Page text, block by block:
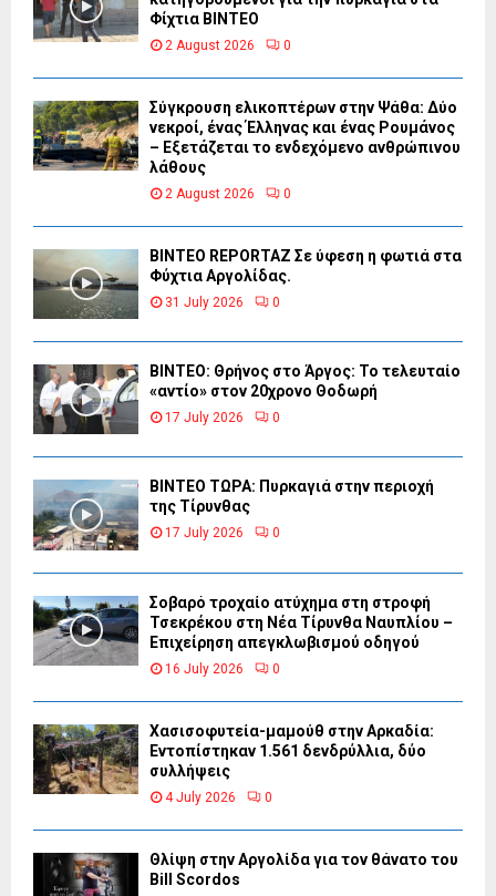
Φίχτια ΒΙΝΤΕΟ
2 August 2026 0
Σύγκρουση ελικοπτέρων στην Ψάθα: Δύο
νεκροί, ένας Έλληνας και ένας Ρουμάνος
– Εξετάζεται το ενδεχόμενο ανθρώπινου
λάθους
2 August 2026 0
BINTEO REPORTAZ Σε ύφεση η φωτιά στα
Φύχτια Αργολίδας.
31 July 2026 0
ΒΙΝΤΕΟ: Θρήνος στο Άργος: Το τελευταίο
«αντίο» στον 20χρονο Θοδωρή
17 July 2026 0
ΒΙΝΤΕΟ ΤΩΡΑ: Πυρκαγιά στην περιοχή
της Τίρυνθας
17 July 2026 0
Σοβαρό τροχαίο ατύχημα στη στροφή
Τσεκρέκου στη Νέα Τίρυνθα Ναυπλίου –
Επιχείρηση απεγκλωβισμού οδηγού
16 July 2026 0
Χασισοφυτεία-μαμούθ στην Αρκαδία:
Εντοπίστηκαν 1.561 δενδρύλλια, δύο
συλλήψεις
4 July 2026 0
Θλίψη στην Αργολίδα για τον θάνατο του
Bill Scordos